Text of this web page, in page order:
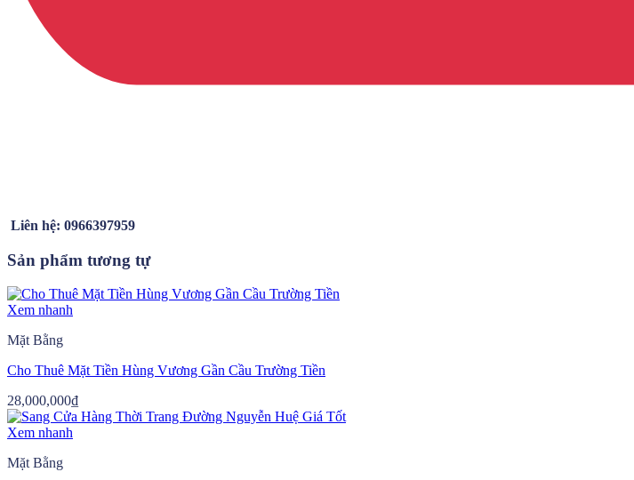
Liên hệ: 0966397959
Sản phẩm tương tự
Xem nhanh
Mặt Bằng
Cho Thuê Mặt Tiền Hùng Vương Gần Cầu Trường Tiền
28,000,000₫
Xem nhanh
Mặt Bằng